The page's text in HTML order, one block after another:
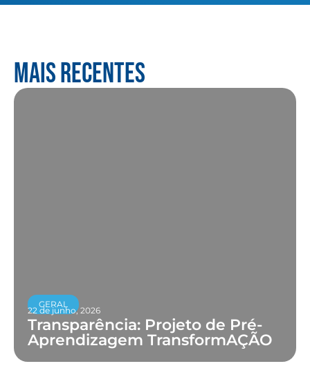
Mais recentes
GERAL
22 de junho, 2026
Transparência: Projeto de Pré-
Aprendizagem TransformAÇÃO